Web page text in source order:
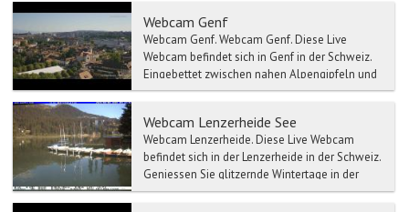
Webcam Genf
Webcam Genf. Webcam Genf. Diese Live
Webcam befindet sich in Genf in der Schweiz.
Eingebettet zwischen nahen Alpengipfeln und
...
Webcam Lenzerheide See
Webcam Lenzerheide. Diese Live Webcam
befindet sich in der Lenzerheide in der Schweiz.
Geniessen Sie glitzernde Wintertage in der
Fer...